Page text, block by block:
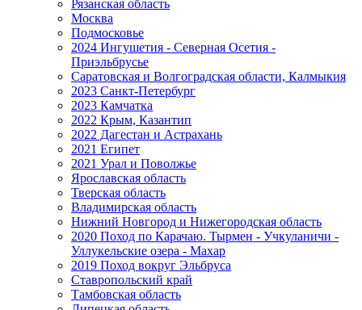
Рязанская область
Москва
Подмосковье
2024 Ингушетия - Северная Осетия -
Приэльбрусье
Саратовская и Волгоградская области, Калмыкия
2023 Санкт-Петербург
2023 Камчатка
2022 Крым, Казантип
2022 Дагестан и Астрахань
2021 Египет
2021 Урал и Поволжье
Ярославская область
Тверская область
Владимирская область
Нижний Новгород и Нижегородская область
2020 Поход по Карачаю. Тырмен - Учкуланичи -
Уллукельские озера - Махар
2019 Поход вокруг Эльбруса
Ставропольский край
Тамбовская область